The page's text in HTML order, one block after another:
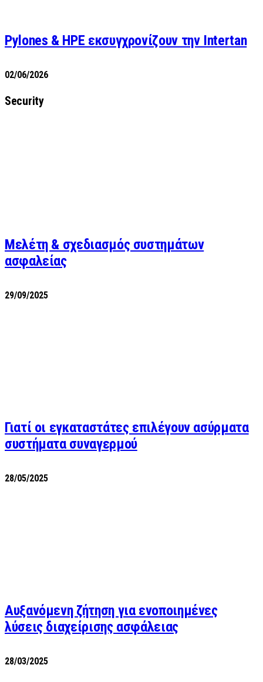
Pylones & HPE εκσυγχρονίζουν την Intertan
02/06/2026
Security
Μελέτη & σχεδιασμός συστημάτων
ασφαλείας
29/09/2025
Γιατί οι εγκαταστάτες επιλέγουν ασύρματα
συστήματα συναγερμού
28/05/2025
Αυξανόμενη ζήτηση για ενοποιημένες
λύσεις διαχείρισης ασφάλειας
28/03/2025